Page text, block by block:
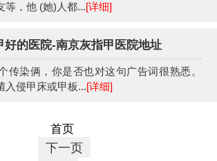
等，他 (她)人都...[详细]
好的医院-南京灰指甲医院地址
传染俩，你是否也对这句广告词很熟悉。
入侵甲床或甲板...[详细]
首页
下一页